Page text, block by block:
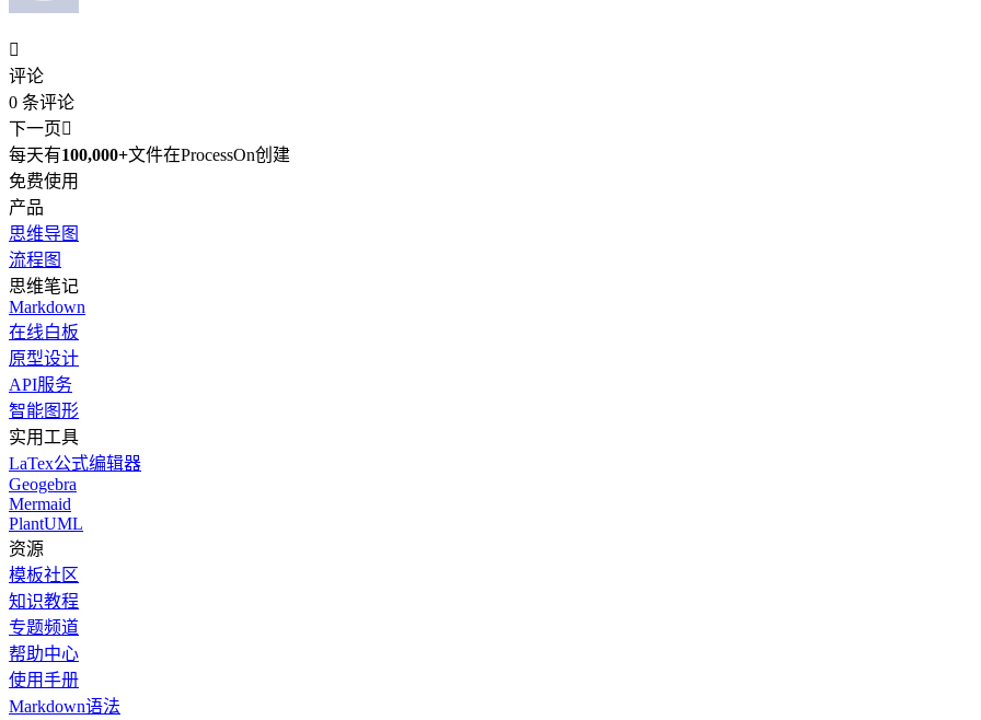

评论
0 条评论
下一页
每天有100,000+文件在ProcessOn创建
免费使用
产品
思维导图
流程图
思维笔记
Markdown
在线白板
原型设计
API服务
智能图形
实用工具
LaTex公式编辑器
Geogebra
Mermaid
PlantUML
资源
模板社区
知识教程
专题频道
帮助中心
使用手册
Markdown语法